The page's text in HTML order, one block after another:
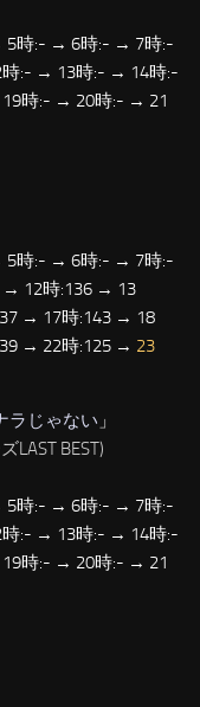
時:- → 6時:- → 7時:-
:- → 13時:- → 14時:-
時:- → 20時:- → 21
時:- → 6時:- → 7時:-
12時:136 → 13
→ 17時:143 → 18
→ 22時:125 → 23
ラじゃない 」
LAST BEST)
時:- → 6時:- → 7時:-
:- → 13時:- → 14時:-
時:- → 20時:- → 21